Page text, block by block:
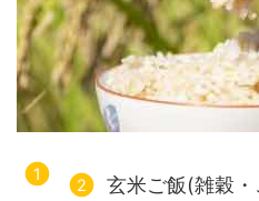
玄米ご飯(雑穀